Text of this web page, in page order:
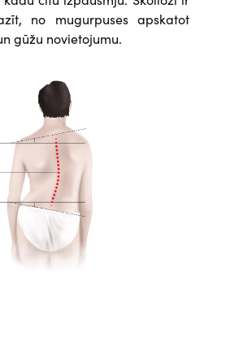
no mugurpuses apskatot
gūžu novietojumu.